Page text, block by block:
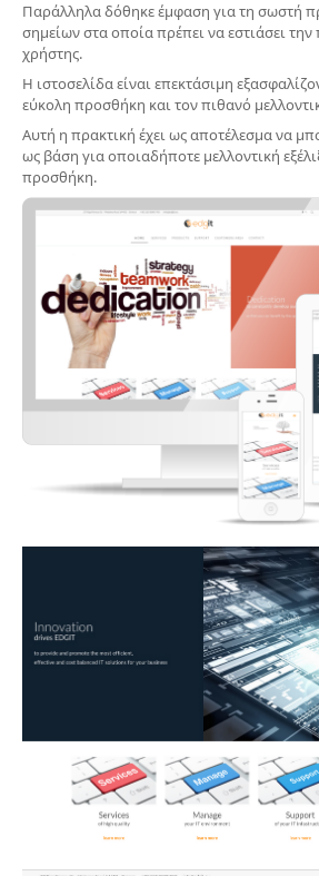
Παράλληλα δόθηκε έμφαση για τη σωστή
σημείων στα οποία πρέπει να εστιάσει
χρήστης.
Η ιστοσελίδα είναι επεκτάσιμη
εύκολη προσθήκη και τον πιθανό
Αυτή η πρακτική έχει ως αποτέλεσμα να
ως βάση για οποιαδήποτε μελλοντική
προσθήκη.